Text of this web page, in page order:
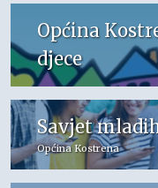
Općina
djece
Savjet
Općina Kostrena